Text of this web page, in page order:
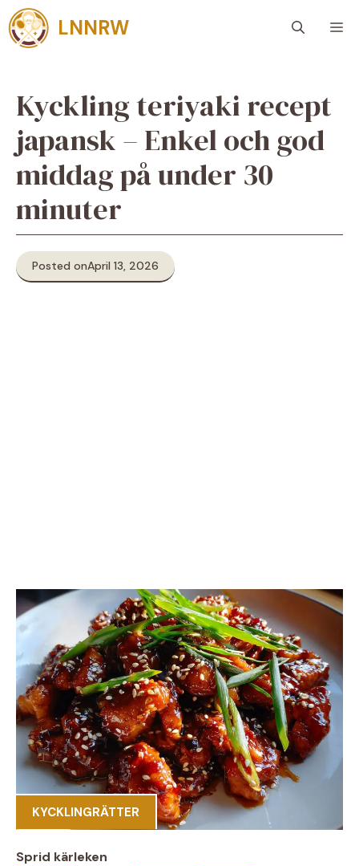
Skip
to
content
LNNRW
Kyckling teriyaki recept
japansk – Enkel och god
middag på under 30
minuter
Posted onApril 13, 2026
KYCKLINGRÄTTER
Sprid kärleken